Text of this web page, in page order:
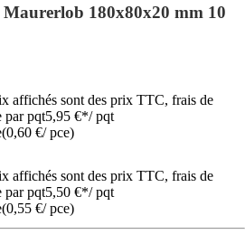
Maurerlob 180x80x20 mm 10
affichés sont des prix TTC, frais de
par pqt5,95 €*/ pqt
(0,60 €/ pce)
affichés sont des prix TTC, frais de
par pqt5,50 €*/ pqt
(0,55 €/ pce)